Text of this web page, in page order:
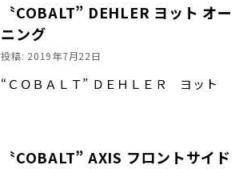
〝COBALT” DEHLER ヨット オー
ニング
投稿: 2019年7月22日
“ＣＯＢＡＬＴ” ＤＥＨＬＥＲ ヨット
〝COBALT” AXIS フロントサイド